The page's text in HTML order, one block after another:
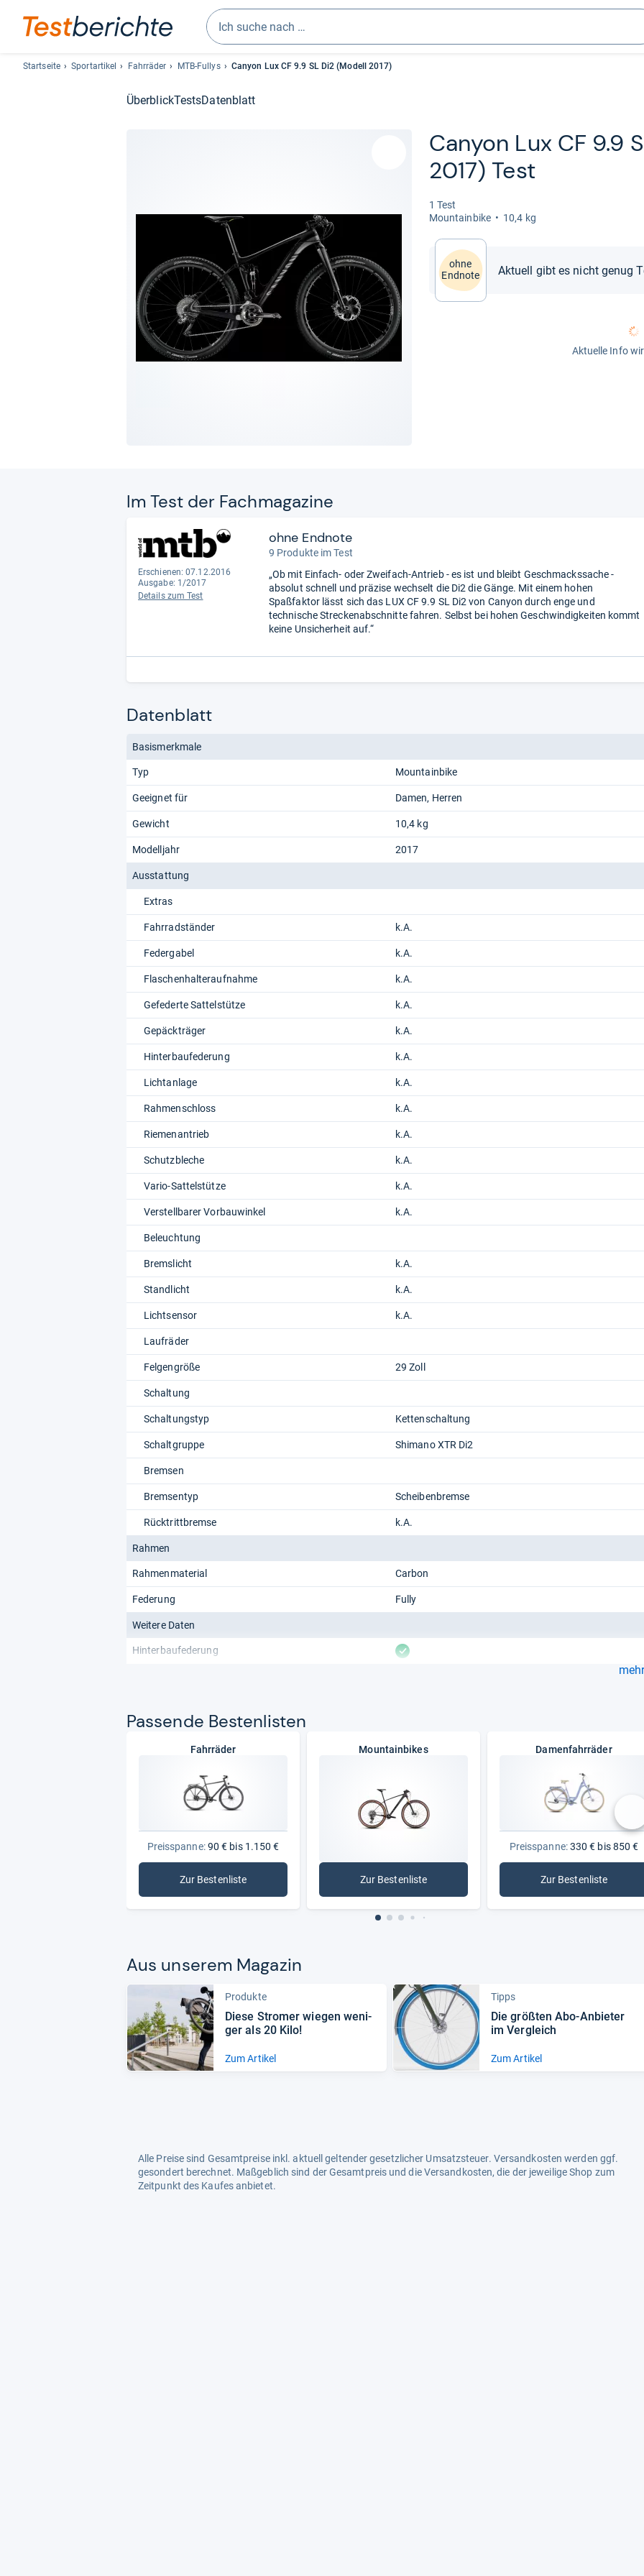
Sie
drei
sich
den
Pfeiltasten
auswählen.
Startseite Sportartikel Fahrräder MTB-Fullys Canyon Lux CF 9.9 SL Di2 (Modell 2017)
ÜberblickTestsDatenblatt
Canyon Lux CF 9.9
2017) Test
1 Test
Moun­tain­bike
10,4 kg
ohne
Endnote
Aktuell gibt es nicht genug
Aktuelle Info
Im Test der Fach­ma­ga­zine
Erschienen: 07.12.2016
Ausgabe: 1/2017
Details zum Test
ohne Endnote
9 Produkte im Test
„Ob mit Einfach- oder Zweifach-Antrieb - es ist und bleibt Geschmackssache -
absolut schnell und präzise wechselt die Di2 die Gänge. Mit einem hohen
Spaßfaktor lässt sich das LUX CF 9.9 SL Di2 von Canyon durch enge und
technische Streckenabschnitte fahren. Selbst bei hohen Geschwindigkeiten kommt
keine Unsicherheit auf.“
Datenblatt
Basismerkmale
Typ Mountainbike
Geeignet für Damen Herren
Gewicht 10,4 kg
Modelljahr 2017
Ausstattung
Extras
Fahrradständer k.A.
Federgabel k.A.
Flaschenhalteraufnahme k.A.
Gefederte Sattelstütze k.A.
Gepäckträger k.A.
Hinterbaufederung k.A.
Lichtanlage k.A.
Rahmenschloss k.A.
Riemenantrieb k.A.
Schutzbleche k.A.
Vario-Sattelstütze k.A.
Verstellbarer Vorbauwinkel k.A.
Beleuchtung
Bremslicht k.A.
Standlicht k.A.
Lichtsensor k.A.
Laufräder
Felgengröße 29 Zoll
Schaltung
Schaltungstyp Kettenschaltung
Schaltgruppe Shimano XTR Di2
Bremsen
Bremsentyp Scheibenbremse
Rücktrittbremse k.A.
Rahmen
Rahmenmaterial Carbon
Federung Fully
Weitere Daten
Hinterbaufederung vorhanden
Pas­sende Bes­ten­lis­ten
Fahrräder
Preisspanne:90 € bis 1.150 €
Zur Bestenliste
: Fahrräder
Mountainbikes
Zur Bestenliste
: Mountainbikes
Damenfahrräder
Preisspanne:330 € bis 850 €
Zur Bestenliste
:
Aus unse­rem Maga­zin
Produkte
Diese Stro­mer wie­gen weni­
ger als 20 Kilo!
Zum Artikel
Tipps
Die größ­ten Abo-​Anbie­ter
im Ver­gleich
Zum Artikel
Alle Preise sind Gesamtpreise inkl. aktuell geltender gesetzlicher Umsatzsteuer. Versandkosten werden ggf.
gesondert berechnet. Maßgeblich sind der Gesamtpreis und die Versandkosten, die der jeweilige Shop zum
Zeitpunkt des Kaufes anbietet.